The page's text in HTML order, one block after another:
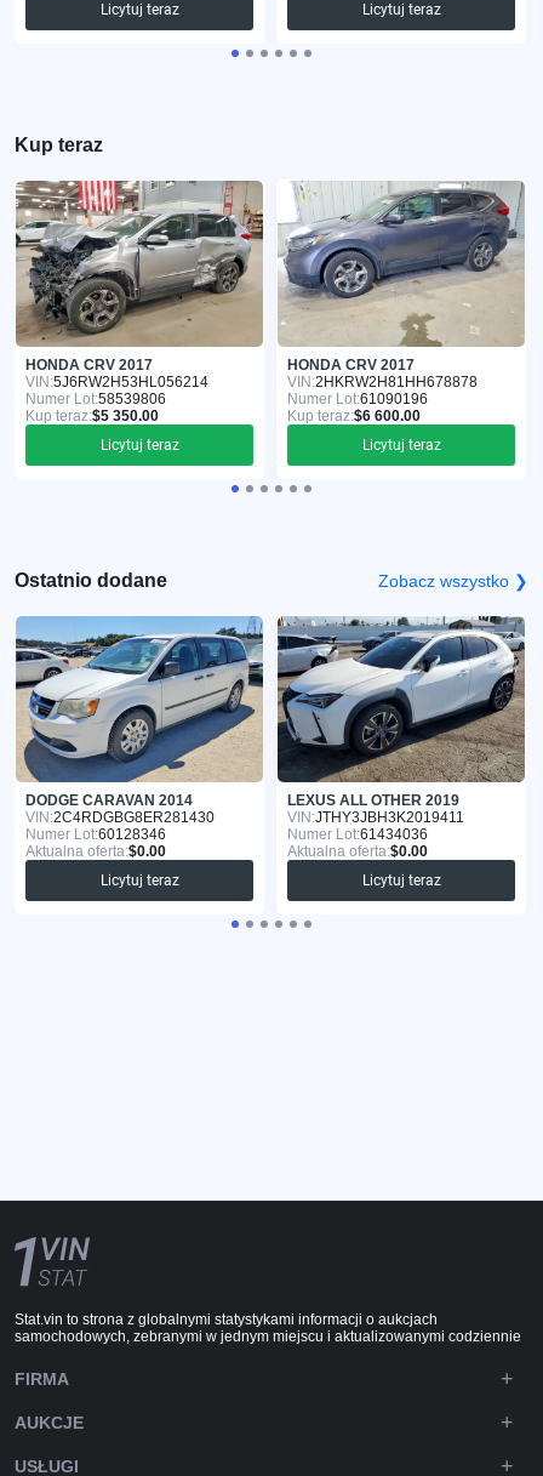
Licytuj teraz
Licytuj teraz
Kup teraz
HONDA CRV 2017
VIN:5J6RW2H53HL056214
Numer Lot:58539806
Kup teraz:$5 350.00
Licytuj teraz
HONDA CRV 2017
VIN:2HKRW2H81HH678878
Numer Lot:61090196
Kup teraz:$6 600.00
Licytuj teraz
Ostatnio dodane Zobacz wszystko ❯
DODGE CARAVAN 2014
VIN:2C4RDGBG8ER281430
Numer Lot:60128346
Aktualna oferta:$0.00
Licytuj teraz
LEXUS ALL OTHER 2019
VIN:JTHY3JBH3K2019411
Numer Lot:61434036
Aktualna oferta:$0.00
Licytuj teraz
Stat.vin to strona z globalnymi statystykami informacji o aukcjach
samochodowych, zebranymi w jednym miejscu i aktualizowanymi codziennie
FIRMA
AUKCJE
USŁUGI